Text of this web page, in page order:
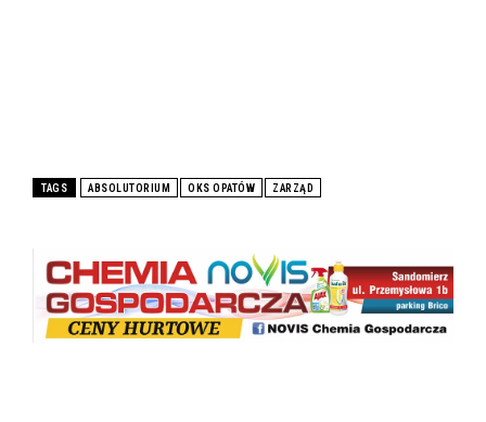
TAGS ABSOLUTORIUM OKS OPATÓW ZARZĄD